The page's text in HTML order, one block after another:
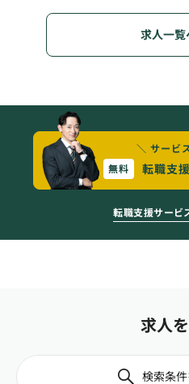
求人一覧
＼ サービ
無料
転職支
転職支援サービ
求人
検索条